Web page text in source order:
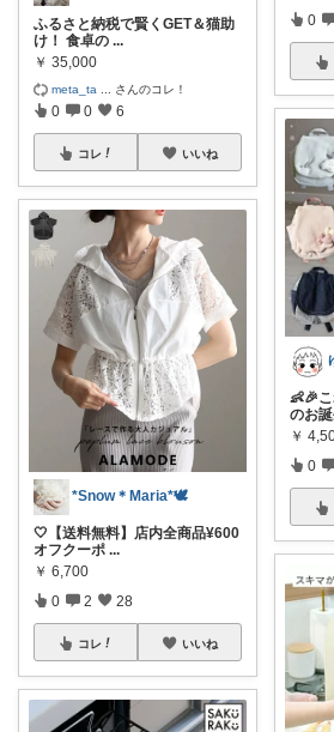
ふるさと納税で賢くGET＆猫助
け！ 食卓の ...
￥ 35,000
meta_ta さんのコレ！
0 0 6
コレ いいね
*Snow＊Maria*🕊️
🤍【送料無料】店内全商品¥600
オフクーポ ...
￥ 6,700
0 2 28
コレ いいね
0
👶🎉
のお
￥
0